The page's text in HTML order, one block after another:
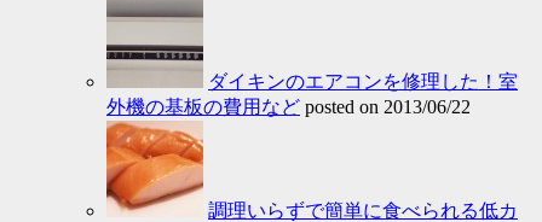
ダイキンのエアコンを修理した！室
外機の基板の費用など posted on 2013/06/22
調理いらずで簡単に食べられる低カ